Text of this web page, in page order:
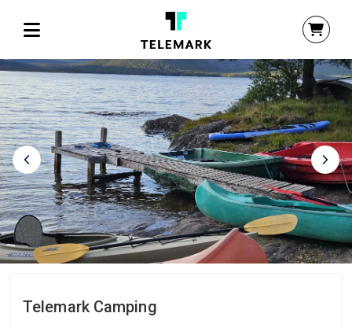
Telemark Camping